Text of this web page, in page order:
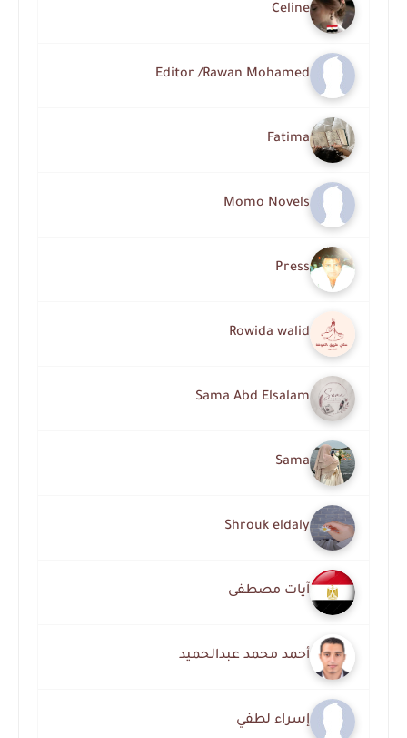
Celine
Editor /Rawan Mohamed
Fatima
Momo Novels
Press
Rowida walid
Sama Abd Elsalam
Sama
Shrouk eldaly
آيات مصطفى
أحمد محمد عبدالحميد
إسراء لطفي